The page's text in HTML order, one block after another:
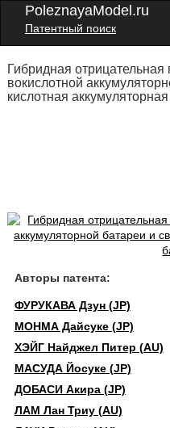
PoleznayaModel.ru
Патентный поиск
Гибридная
вокислотной
кислотная
Авторы патента:
ФУРУКАВА Дзун (JP)
МОНМА Дайсуке (JP)
ХЭЙГ Найджел Питер (AU)
МАСУДА Йосуке (JP)
ДОБАСИ Акира (JP)
ЛАМ Лан Триу (AU)